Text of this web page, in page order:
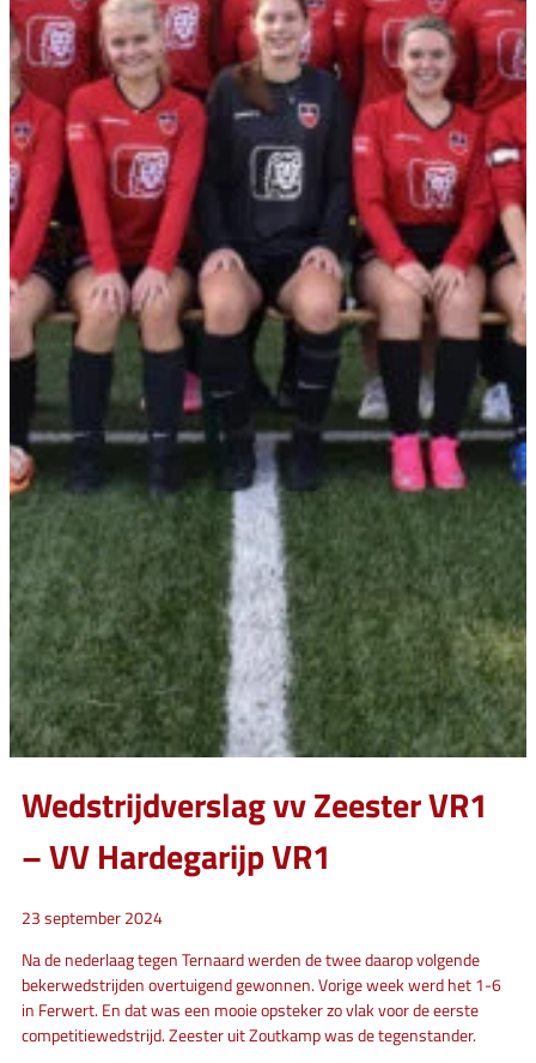
Wedstrijdverslag vv Zeester VR1
– VV Hardegarijp VR1
23 september 2024
Na de nederlaag tegen Ternaard werden de twee daarop volgende
bekerwedstrijden overtuigend gewonnen. Vorige week werd het 1-6
in Ferwert. En dat was een mooie opsteker zo vlak voor de eerste
competitiewedstrijd. Zeester uit Zoutkamp was de tegenstander.